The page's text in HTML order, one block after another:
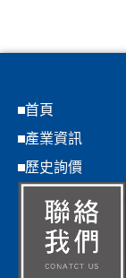
首頁
產業資訊
歷史詢價